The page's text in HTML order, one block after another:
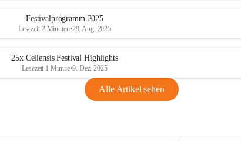
Festivalprogramm 2025
Lesezeit 2 Minuten•29. Aug. 2025
25x Cellensis Festival Highlights
Lesezeit 1 Minute•9. Dez. 2025
Alle Artikel sehen